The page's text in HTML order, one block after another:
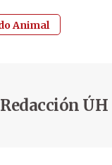
Animal
Redacción ÚH